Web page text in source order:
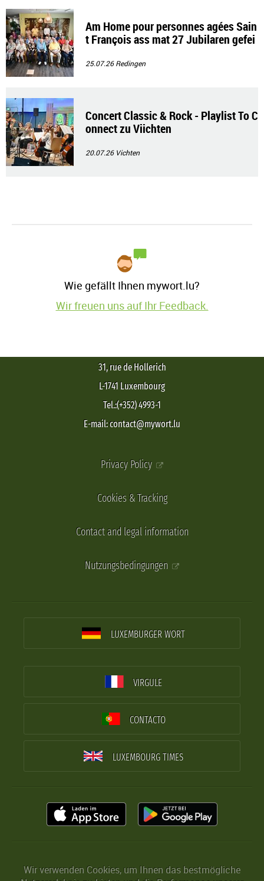
Am Home pour personnes agées Sain
t François ass mat 27 Jubilaren gefei
25.07.26Redingen
Concert Classic & Rock - Playlist To C
onnect zu Viichten
20.07.26 Vichten
Wie gefällt Ihnen mywort.lu?
Wir freuen uns auf Ihr Feedback.
31, rue de Hollerich
L-1741 Luxembourg
Tel.:(+352) 4993-1
E-mail: contact@mywort.lu
Privacy Policy
Cookies & Tracking
Contact and legal information
Nutzungsbedingungen
LUXEMBURGER WORT
VIRGULE
CONTACTO
LUXEMBOURG TIMES
Wir verwenden Cookies, um Ihnen das bestmögliche